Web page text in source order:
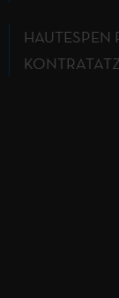
HAUTESPEN